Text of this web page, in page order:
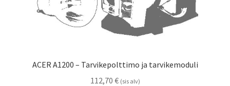
ACER A1200 – Tarvikepolttimo ja tarvikemoduli
112,70 € (sis alv)